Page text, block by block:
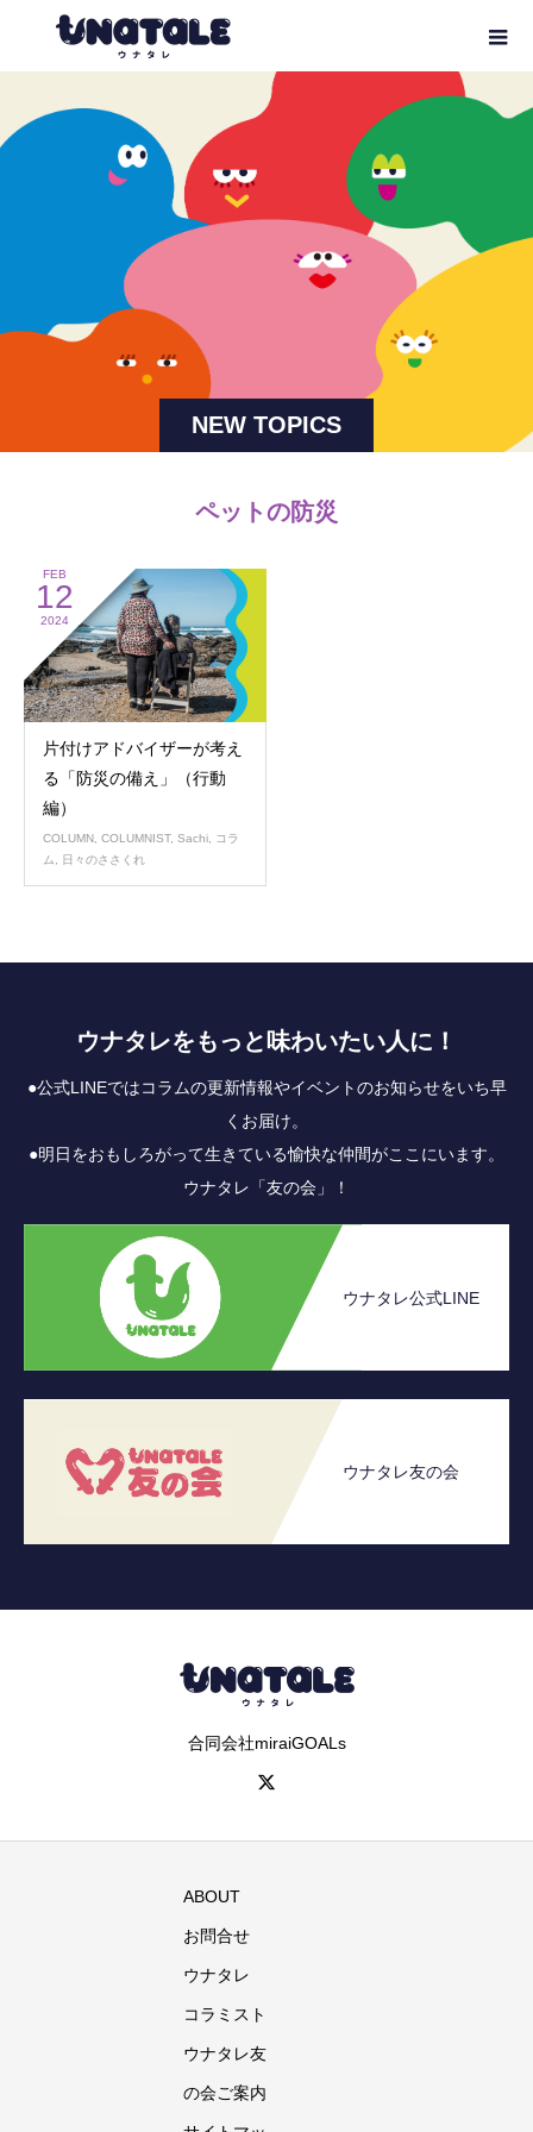
NEW TOPICS
ペットの防災
FEB
12
2024
片付けアドバイザーが考え
る「防災の備え」（行動
編）
COLUMN, COLUMNIST, Sachi, コラ
ム, 日々のささくれ
ウナタレをもっと味わいたい人に！
●公式LINEではコラムの更新情報やイベントのお知らせをいち早
くお届け。
●明日をおもしろがって生きている愉快な仲間がここにいます。
ウナタレ「友の会」！
ウナタレ公式LINE
ウナタレ友の会
合同会社miraiGOALs
ABOUT
お問合せ
ウナタレ
コラミスト
ウナタレ友
の会ご案内